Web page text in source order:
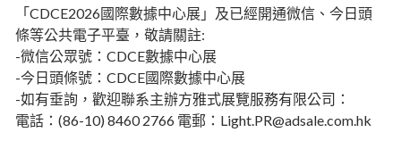
「CDCE2026國際數據中心展」及已經開通微信、今日頭
條等公共電子平臺，敬請關註:
-微信公眾號：CDCE數據中心展
-今日頭條號：CDCE國際數據中心展
-如有垂詢，歡迎聯系主辦方雅式展覽服務有限公司：
電話：(86-10) 8460 2766 電郵：Light.PR@adsale.com.hk